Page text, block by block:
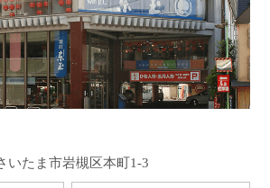
いたま市岩槻区本町1-3